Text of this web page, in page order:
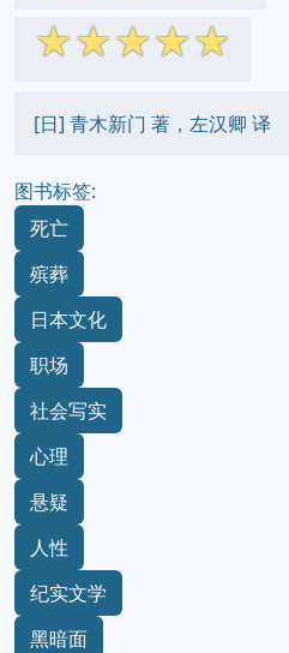
☆☆☆☆☆
[日] 青木新门 著，左汉卿 译
图书标签:
死亡
殡葬
日本文化
职场
社会写实
心理
悬疑
人性
纪实文学
黑暗面